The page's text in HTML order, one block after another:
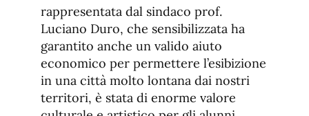
rappresentata dal sindaco prof.
Luciano Duro, che sensibilizzata ha
garantito anche un valido aiuto
economico per permettere l’esibizione
in una città molto lontana dai nostri
territori, è stata di enorme valore